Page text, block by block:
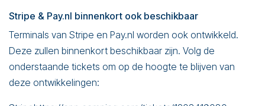
Stripe & Pay.nl binnenkort ook beschikbaar
Terminals van Stripe en Pay.nl worden ook ontwikkeld.
Deze zullen binnenkort beschikbaar zijn. Volg de
onderstaande tickets om op de hoogte te blijven van
deze ontwikkelingen: